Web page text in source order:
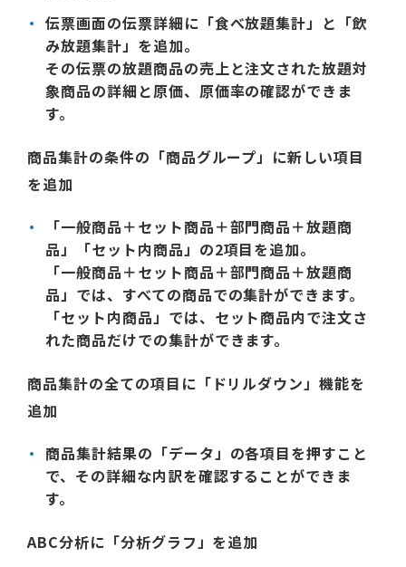
伝票画面の伝票詳細に「食べ放題集計」と「飲
み放題集計」を追加。
その伝票の放題商品の売上と注文された放題対
象商品の詳細と原価、原価率の確認ができま
す。
商品集計の条件の「商品グループ」に新しい項目
を追加
「一般商品＋セット商品＋部門商品＋放題商
品」「セット内商品」の2項目を追加。
「一般商品＋セット商品＋部門商品＋放題商
品」では、すべての商品での集計ができます。
「セット内商品」では、セット商品内で注文さ
れた商品だけでの集計ができます。
商品集計の全ての項目に「ドリルダウン」機能を
追加
商品集計結果の「データ」の各項目を押すこと
で、その詳細な内訳を確認することができま
す。
ABC分析に「分析グラフ」を追加